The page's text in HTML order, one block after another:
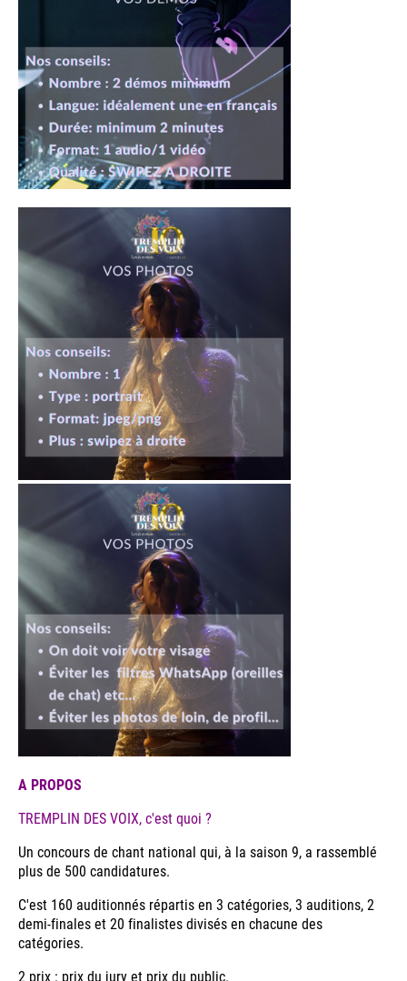
A PROPOS
TREMPLIN DES VOIX, c'est quoi ?
Un concours de chant national qui, à la saison 9, a rassemblé
plus de 500 candidatures.
C'est 160 auditionnés répartis en 3 catégories, 3 auditions, 2
demi-finales et 20 finalistes divisés en chacune des
catégories.
2 prix : prix du jury et prix du public.